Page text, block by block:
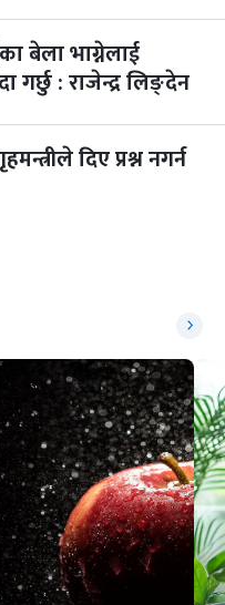
बेला भाग्नेलाई
गर्छु : राजेन्द्र लिङ्देन
दिए प्रश्न नगर्न